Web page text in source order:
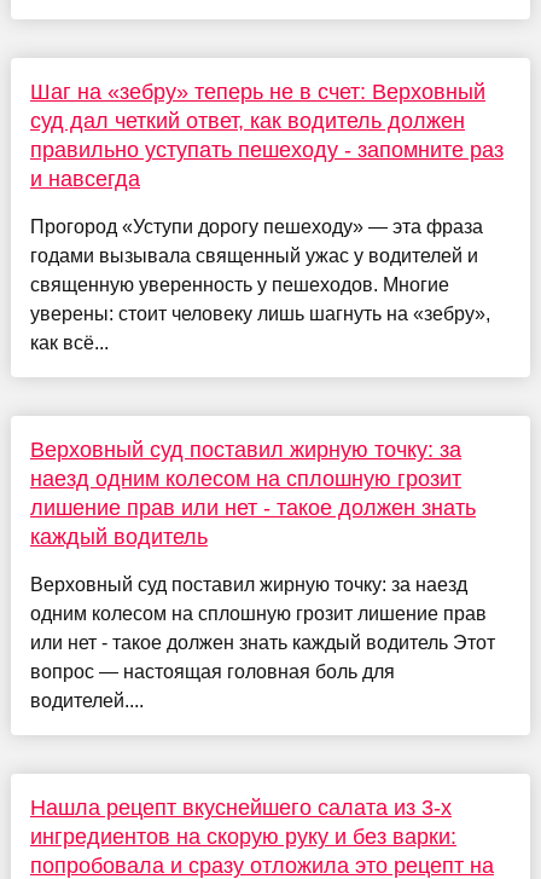
Шаг на «зебру» теперь не в счет: Верховный
суд дал четкий ответ, как водитель должен
правильно уступать пешеходу - запомните раз
и навсегда
Прогород «Уступи дорогу пешеходу» — эта фраза
годами вызывала священный ужас у водителей и
священную уверенность у пешеходов. Многие
уверены: стоит человеку лишь шагнуть на «зебру»,
как всё...
Верховный суд поставил жирную точку: за
наезд одним колесом на сплошную грозит
лишение прав или нет - такое должен знать
каждый водитель
Верховный суд поставил жирную точку: за наезд
одним колесом на сплошную грозит лишение прав
или нет - такое должен знать каждый водитель Этот
вопрос — настоящая головная боль для
водителей....
Нашла рецепт вкуснейшего салата из 3-х
ингредиентов на скорую руку и без варки:
попробовала и сразу отложила это рецепт на